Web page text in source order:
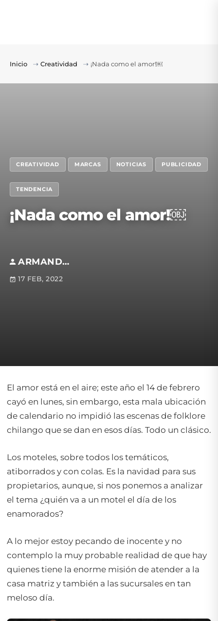
Inicio ⇢ Creatividad ⇢ ¡Nada como el amor!￼
CREATIVIDAD MARCAS NOTICIAS PUBLICIDAD
TENDENCIA
¡Nada como el amor!￼
ARMANDO REYGADAS ANFOSSI
17 FEB, 2022
El amor está en el aire; este año el 14 de febrero
cayó en lunes, sin embargo, esta mala ubicación
de calendario no impidió las escenas de folklore
chilango que se dan en esos días. Todo un clásico.
Los moteles, sobre todos los temáticos,
atiborrados y con colas. Es la navidad para sus
propietarios, aunque, si nos ponemos a analizar
el tema ¿quién va a un motel el día de los
enamorados?
A lo mejor estoy pecando de inocente y no
contemplo la muy probable realidad de que hay
quienes tiene la enorme misión de atender a la
casa matriz y también a las sucursales en tan
meloso día.